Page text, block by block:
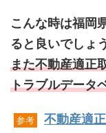
こんな時は福岡
ると良いでしょう
また不動産適正
トラブルデータ
参考
不動産適